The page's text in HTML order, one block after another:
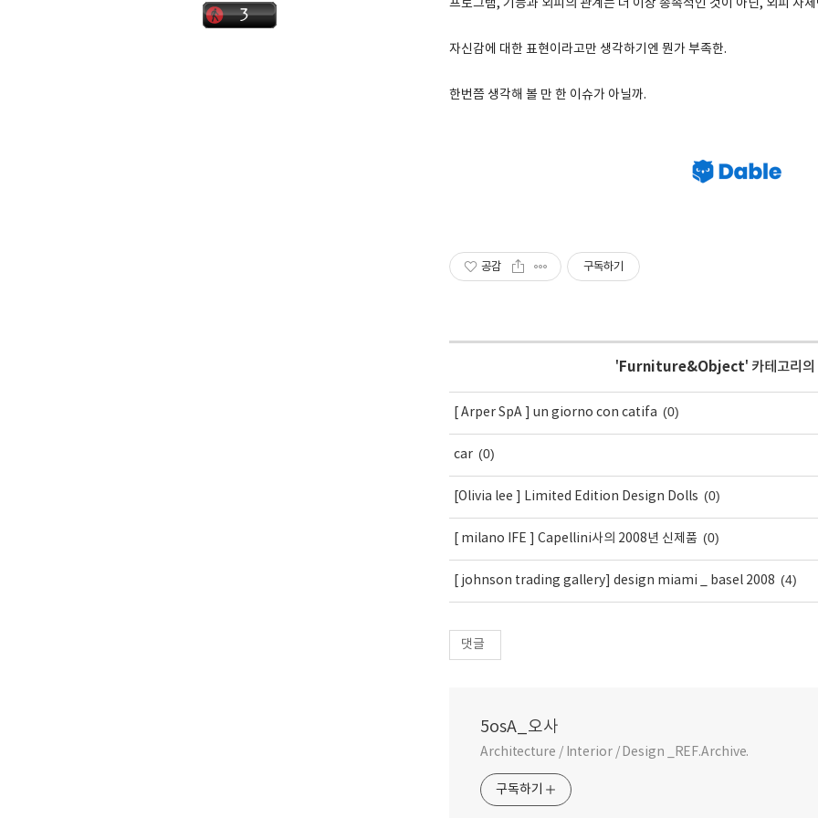
프로그램, 기능과 외피의 관계는 더 이상 종속적인 것이 아닌, 외피 자
자신감에 대한 표현이라고만 생각하기엔 뭔가 부족한.
한번쯤 생각해 볼 만 한 이슈가 아닐까.
공감 구독하기
' Furniture&Object' 카테고리의
[ Arper SpA ] un giorno con catifa (0)
car (0)
[Olivia lee ] Limited Edition Design Dolls (0)
[ milano IFE ] Capellini사의 2008년 신제품 (0)
[ johnson trading gallery] design miami _ basel 2008 (4)
댓글
5osA_오사
Architecture / Interior / Design _REF.Archive.
구독하기